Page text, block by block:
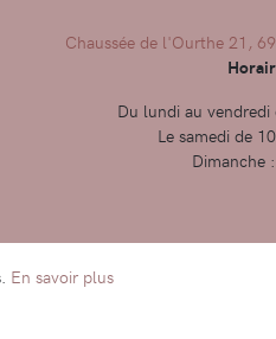
Chaussée de l'Ourthe 21,
Du lundi au
Le samedi de
Dimanche
En savoir plus